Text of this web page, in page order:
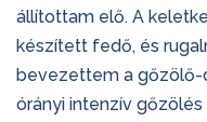
állítottam elő. A
készített fedő, és
bevezettem a gőzölő-
órányi intenzív